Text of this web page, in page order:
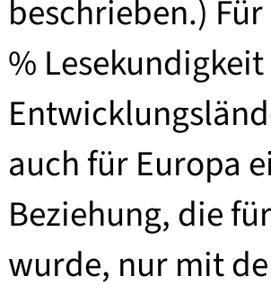
beschrieben.)
%
auch für Europa
Beziehung, die
wurde, nur mit